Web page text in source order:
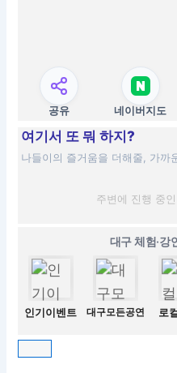
공유 네이버지도
여기서 또 뭐 하지?
나들이의 즐거움을 더해줄, 가까
주변에 진행 중
대구 체험·강
인기이벤트 대구모든공연 로